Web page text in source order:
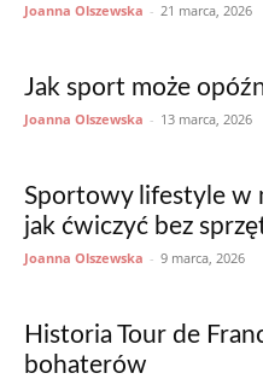
Joanna Olszewska - 21 marca, 2026
Jak sport może
Joanna Olszewska - 13 marca, 2026
Sportowy lifestyle w
jak ćwiczyć bez
Joanna Olszewska - 9 marca, 2026
Historia Tour de
bohaterów